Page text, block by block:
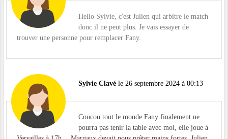
Hello Sylvie, c'est Julien qui arbitre le match
donc il ne peut plus. Je vais essayer de
trouver une personne pour remplacer Fany.
Sylvie Clavé le 26 septembre 2024 à 00:13
Coucou tout le monde Fany finalement ne
pourra pas tenir la table avec moi, elle joue à